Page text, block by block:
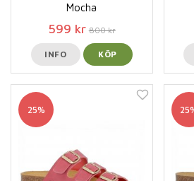
Mocha
599 kr 800 kr
INFO KÖP
25%